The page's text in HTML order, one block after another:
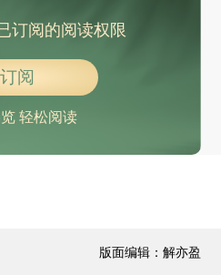
订阅的阅读权限
订阅
轻松阅读
版面编辑：解亦盈